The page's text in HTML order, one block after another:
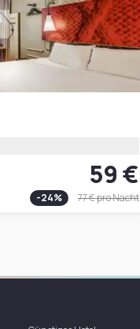
59 €
-24% 77 €pro Nacht